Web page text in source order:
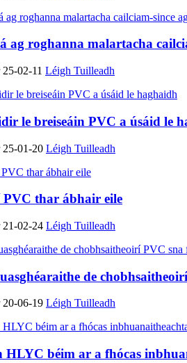
ag roghanna malartacha
02-11 Léigh Tuilleadh
le breiseáin PVC a úsáid le
25-01-20 Léigh Tuilleadh
thar ábhair eile
21-02-24 Léigh Tuilleadh
de
20-06-19 Léigh Tuilleadh
HLYC béim ar a fhócas